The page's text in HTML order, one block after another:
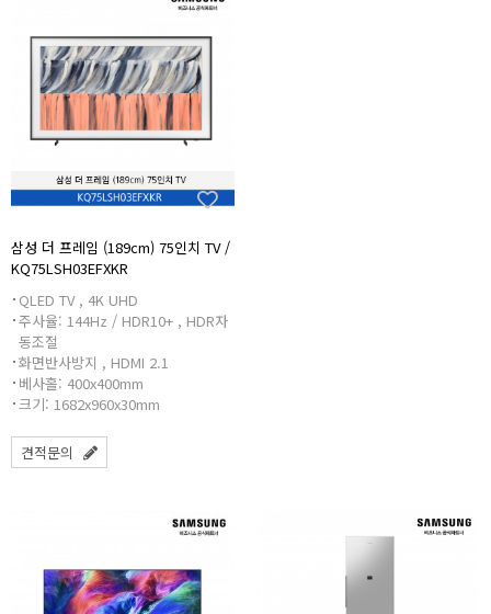
삼성 더 프레임 (189cm) 75인치 TV /
KQ75LSH03EFXKR
QLED TV , 4K UHD
주사율: 144Hz / HDR10+ , HDR자
동조절
화면반사방지 , HDMI 2.1
베사홀: 400x400mm
크기: 1682x960x30mm
견적문의